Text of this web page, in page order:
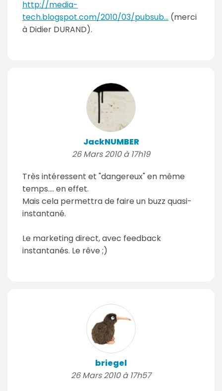
http://media-
tech.blogspot.com/2010/03/pubsub... (merci
à Didier DURAND).
JackNUMBER
26 Mars 2010 à 17h19
Très intéressent et "dangereux" en même
temps.... en effet.
Mais cela permettra de faire un buzz quasi-
instantané.
Le marketing direct, avec feedback
instantanés. Le rêve ;)
briegel
26 Mars 2010 à 17h57